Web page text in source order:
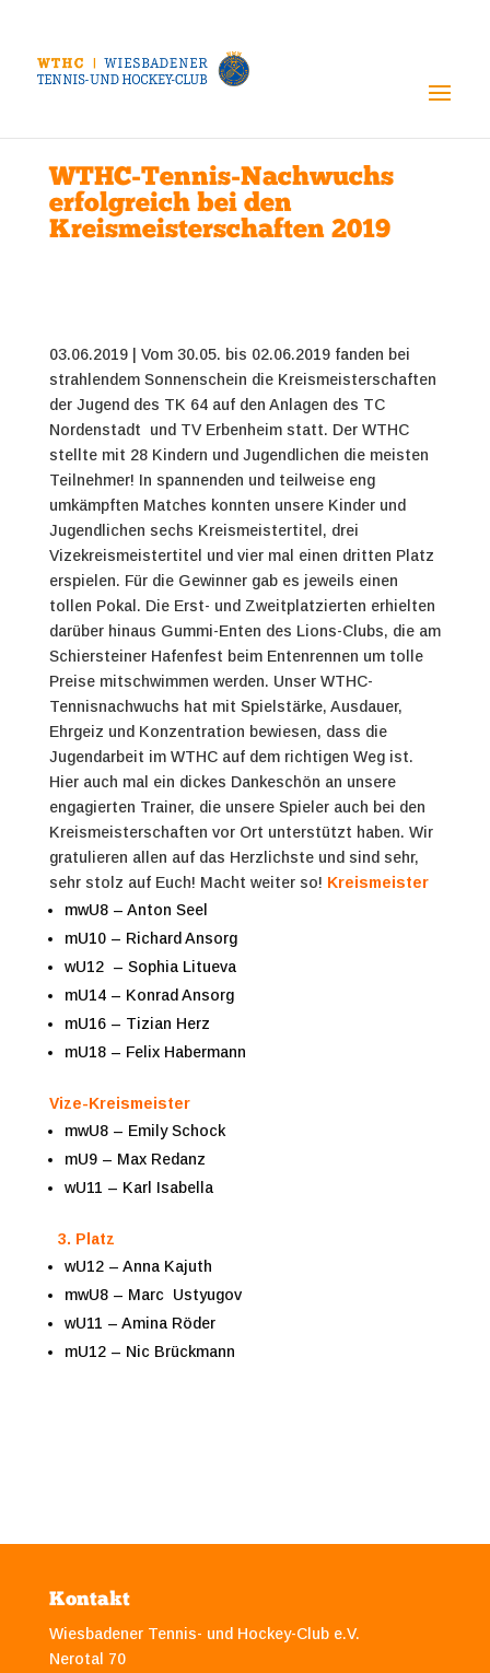
WTHC-Tennis-Nachwuchs
erfolgreich bei den
Kreismeisterschaften 2019
03.06.2019 | Vom 30.05. bis 02.06.2019 fanden bei
strahlendem Sonnenschein die Kreismeisterschaften
der Jugend des TK 64 auf den Anlagen des TC
Nordenstadt und TV Erbenheim statt. Der WTHC
stellte mit 28 Kindern und Jugendlichen die meisten
Teilnehmer! In spannenden und teilweise eng
umkämpften Matches konnten unsere Kinder und
Jugendlichen sechs Kreismeistertitel, drei
Vizekreismeistertitel und vier mal einen dritten Platz
erspielen. Für die Gewinner gab es jeweils einen
tollen Pokal. Die Erst- und Zweitplatzierten erhielten
darüber hinaus Gummi-Enten des Lions-Clubs, die am
Schiersteiner Hafenfest beim Entenrennen um tolle
Preise mitschwimmen werden. Unser WTHC-
Tennisnachwuchs hat mit Spielstärke, Ausdauer,
Ehrgeiz und Konzentration bewiesen, dass die
Jugendarbeit im WTHC auf dem richtigen Weg ist.
Hier auch mal ein dickes Dankeschön an unsere
engagierten Trainer, die unsere Spieler auch bei den
Kreismeisterschaften vor Ort unterstützt haben. Wir
gratulieren allen auf das Herzlichste und sind sehr,
sehr stolz auf Euch! Macht weiter so! Kreismeister
mwU8 – Anton Seel
mU10 – Richard Ansorg
wU12 – Sophia Litueva
mU14 – Konrad Ansorg
mU16 – Tizian Herz
mU18 – Felix Habermann
Vize-Kreismeister
mwU8 – Emily Schock
mU9 – Max Redanz
wU11 – Karl Isabella
3. Platz
wU12 – Anna Kajuth
mwU8 – Marc Ustyugov
wU11 – Amina Röder
mU12 – Nic Brückmann
Kontakt
Wiesbadener Tennis- und Hockey-Club e.V.
Nerotal 70